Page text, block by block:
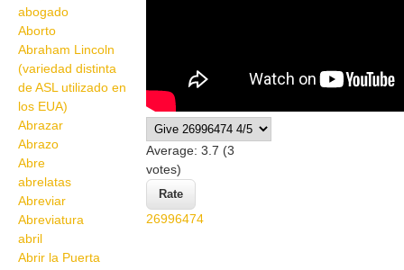
abogado
Aborto
Abraham Lincoln
(variedad distinta
de ASL utilizado en
los EUA)
Abrazar
Abrazo
Abre
abrelatas
Abreviar
Abreviatura
abril
Abrir la Puerta
Average: 3.7 (3
votes)
26996474